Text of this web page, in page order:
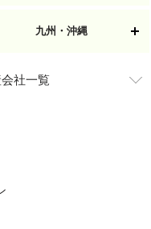
九州・沖縄
社一覧